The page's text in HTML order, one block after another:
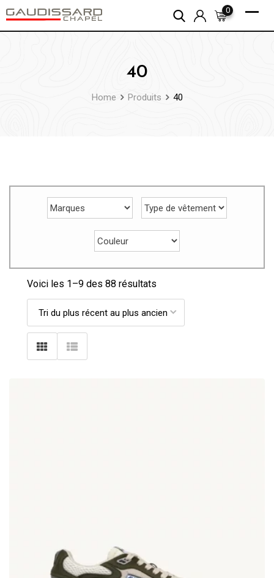
Skip
to
0
40
Home Produits 40
Voici les 1–9 des 88 résultats